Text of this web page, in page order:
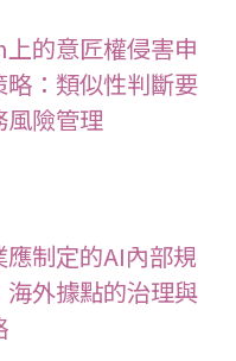
的意匠權侵害申
略：類似性判斷要
風險管理
應制定的AI內部規
海外據點的治理與